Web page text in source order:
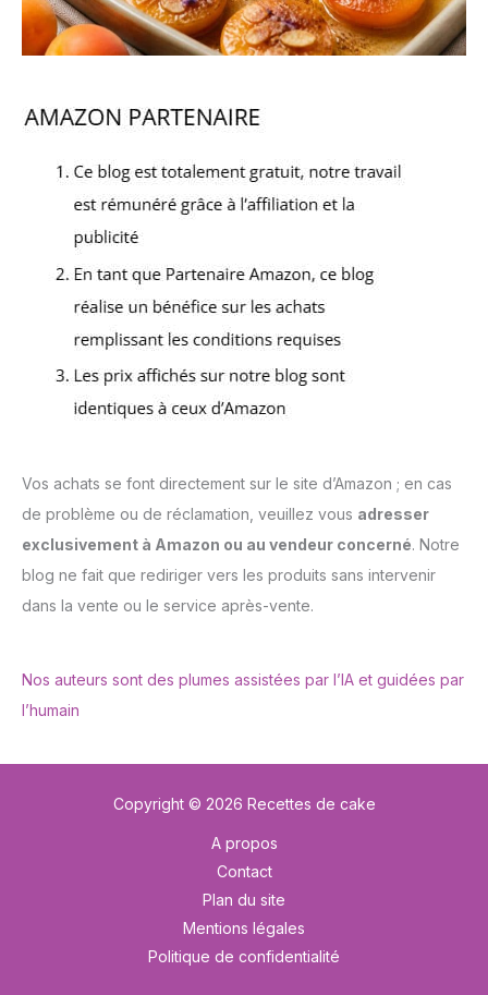
Vos achats se font directement sur le site d’Amazon ; en cas
de problème ou de réclamation, veuillez vous adresser
exclusivement à Amazon ou au vendeur concerné. Notre
blog ne fait que rediriger vers les produits sans intervenir
dans la vente ou le service après-vente.
Nos auteurs sont des plumes assistées par l’IA et guidées par
l’humain
Copyright © 2026 Recettes de cake
A propos
Contact
Plan du site
Mentions légales
Politique de confidentialité